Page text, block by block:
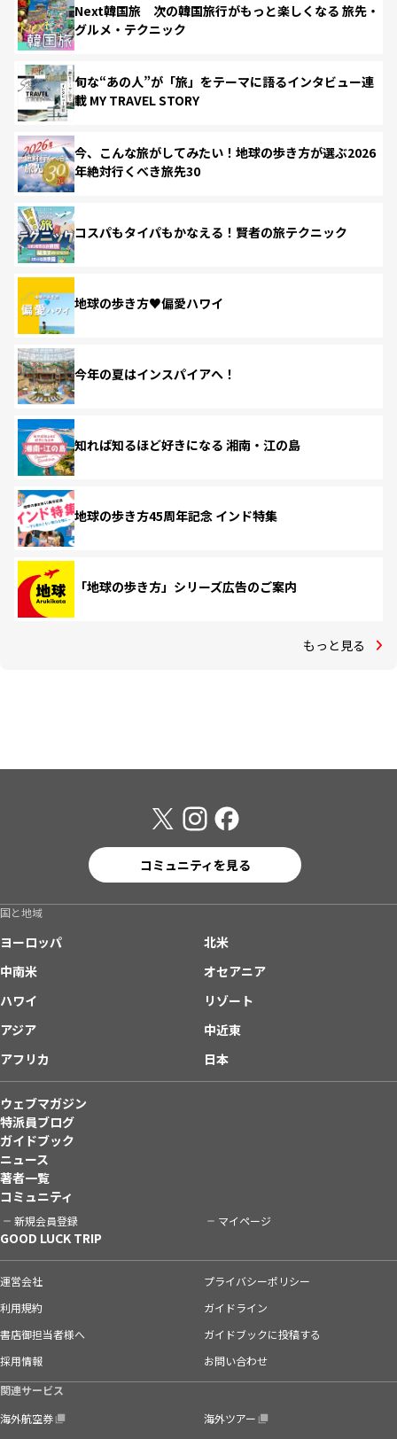
Next韓国旅 次の韓国旅行がもっと楽しくなる 旅先・
グルメ・テクニック
旬な“あの人”が「旅」をテーマに語るインタビュー連
載 MY TRAVEL STORY
今、こんな旅がしてみたい！地球の歩き方が選ぶ2026
年絶対行くべき旅先30
コスパもタイパもかなえる！賢者の旅テクニック
地球の歩き方♥偏愛ハワイ
今年の夏はインスパイアへ！
知れば知るほど好きになる 湘南・江の島
地球の歩き方45周年記念 インド特集
「地球の歩き方」シリーズ広告のご案内
もっと見る
コミュニティを見る
国と地域
ヨーロッパ
北米
中南米
オセアニア
ハワイ
リゾート
アジア
中近東
アフリカ
日本
ウェブマガジン
特派員ブログ
ガイドブック
ニュース
著者一覧
コミュニティ
新規会員登録 マイページ
GOOD LUCK TRIP
運営会社
プライバシーポリシー
利用規約
ガイドライン
書店御担当者様へ
ガイドブックに投稿する
採用情報
お問い合わせ
関連サービス
海外航空券
海外ツアー